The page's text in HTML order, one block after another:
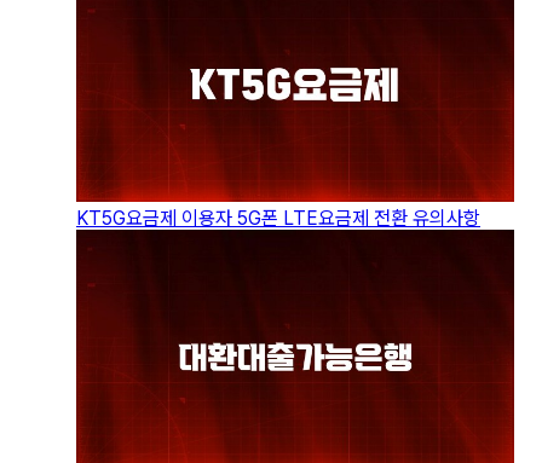
KT5G요금제 이용자 5G폰 LTE요금제 전환 유의사항